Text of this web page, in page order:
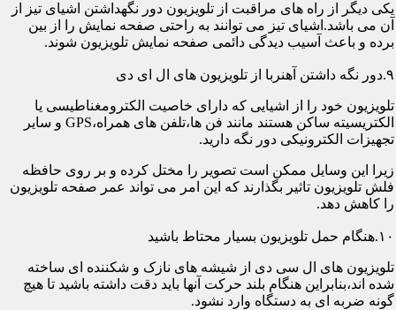
یکی دیگر از راه های مراقبت از تلویزیون دور نگهداشتن اشیای تیز از
آن می باشد.اشیای تیز می توانند به راحتی صفحه نمایش را از بین
برده و باعث آسیب دیدگی دائمی صفحه نمایش تلویزیون شوند.
۹.دور نگه داشتن آهنربا از تلویزیون های ال ای دی
تلویزیون خود را از اشیایی که دارای خاصیت الکترومغناطیسی یا
الکتریسیته ساکن هستند مانند فن ها،تلفن های همراه،GPS و سایر
تجهیزات الکترونیکی دور نگه دارید.
زیرا این وسایل ممکن است تصویر را مختل کرده و بر روی حافظه
فلش تلویزیون تاثیر بگذارند که این امر می تواند عمر صفحه تلویزیون
را کاهش دهد.
۱۰.هنگام حمل تلویزیون بسیار محتاط باشید
تلویزیون های ال سی دی از شیشه های نازک و شکننده ای ساخته
شده اند،بنابراین هنگام بلند حرکت آنها باید دقت داشته باشید تا هیچ
گونه ضربه ای به دستگاه وارد نشود.